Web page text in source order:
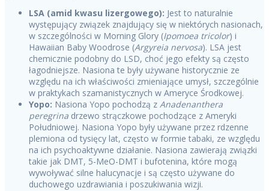
LSA (amid kwasu lizergowego): Jest to naturalnie
występujący związek znajdujący się w niektórych nasionach,
w szczególności w Morning Glory (Ipomoea tricolor) i
Hawaiian Baby Woodrose (Argyreia nervosa). LSA jest
chemicznie podobny do LSD, choć jego efekty są często
łagodniejsze. Nasiona te były używane historycznie ze
względu na ich właściwości zmieniające umysł, szczególnie
w praktykach szamanistycznych w Ameryce Środkowej.
Yopo: Nasiona Yopo pochodzą z Anadenanthera
peregrina drzewo strączkowe pochodzące z Ameryki
Południowej. Nasiona Yopo były używane przez rdzenne
plemiona od tysięcy lat, często w formie tabaki, ze względu
na ich psychoaktywne działanie. Nasiona zawierają związki
takie jak DMT, 5-MeO-DMT i bufotenina, które mogą
wywoływać silne halucynacje i są często używane do
duchowego uzdrawiania i poszukiwania wizji.